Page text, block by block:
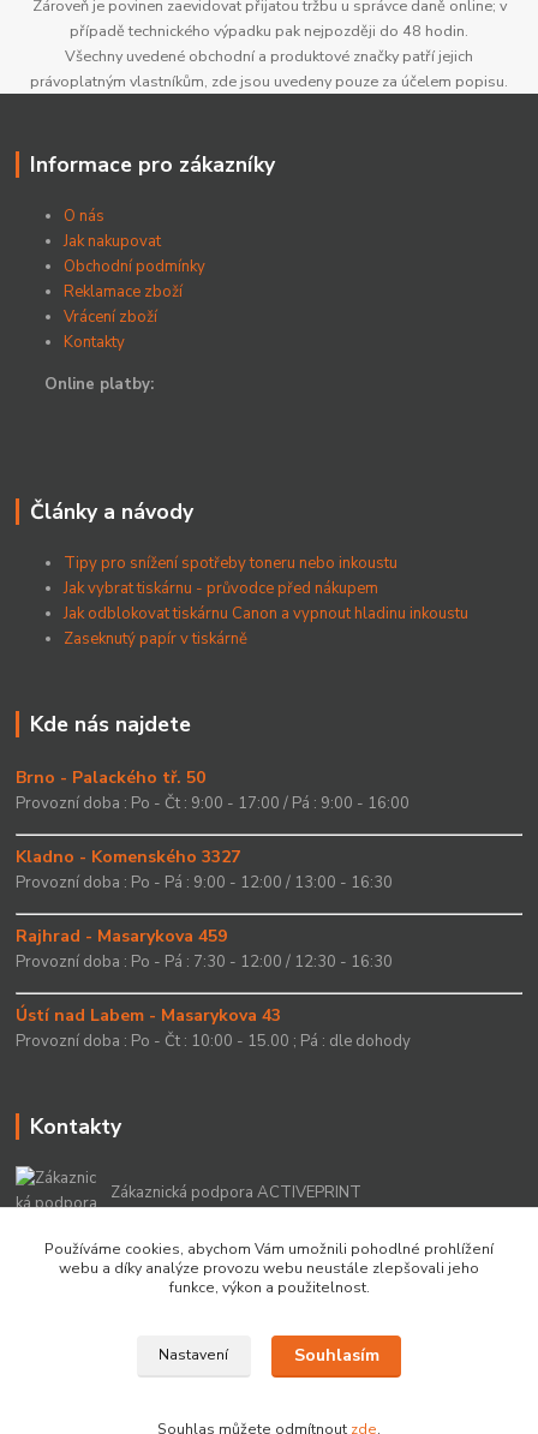
Zároveň je povinen zaevidovat přijatou tržbu u správce daně online; v
případě technického výpadku pak nejpozději do 48 hodin.
Všechny uvedené obchodní a produktové značky patří jejich
právoplatným vlastníkům, zde jsou uvedeny pouze za účelem popisu.
Informace pro zákazníky
O nás
Jak nakupovat
Obchodní podmínky
Reklamace zboží
Vrácení zboží
Kontakty
Online platby:
Články a návody
Tipy pro snížení spotřeby toneru nebo inkoustu
Jak vybrat tiskárnu - průvodce před nákupem
Jak odblokovat tiskárnu Canon a vypnout hladinu inkoustu
Zaseknutý papír v tiskárně
Kde nás najdete
Brno - Palackého tř. 50
Provozní doba : Po - Čt : 9:00 - 17:00 / Pá : 9:00 - 16:00
Kladno - Komenského 3327
Provozní doba : Po - Pá : 9:00 - 12:00 / 13:00 - 16:30
Rajhrad - Masarykova 459
Provozní doba : Po - Pá : 7:30 - 12:00 / 12:30 - 16:30
Ústí nad Labem - Masarykova 43
Provozní doba : Po - Čt : 10:00 - 15.00 ; Pá : dle dohody
Kontakty
Zákaznická podpora ACTIVEPRINT
+420 549 213 756
info@activeprint.cz
Copyright 2022 © ActivePrint s.r.o.
Používáme cookies, abychom Vám umožnili pohodlné prohlížení
webu a díky analýze provozu webu neustále zlepšovali jeho
funkce, výkon a použitelnost.
Nastavení Souhlasím
Souhlas můžete odmítnout zde.